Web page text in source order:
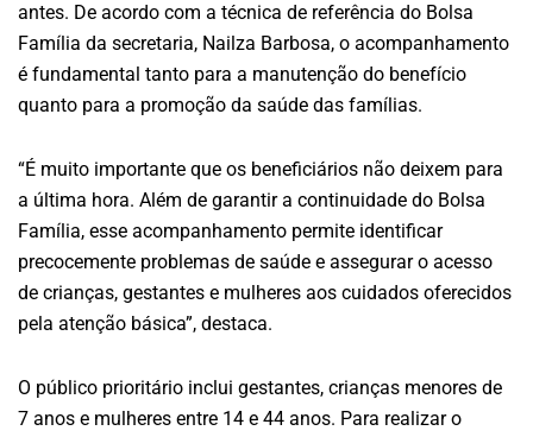
antes. De acordo com a técnica de referência do Bolsa
Família da secretaria, Nailza Barbosa, o acompanhamento
é fundamental tanto para a manutenção do benefício
quanto para a promoção da saúde das famílias.
“É muito importante que os beneficiários não deixem para
a última hora. Além de garantir a continuidade do Bolsa
Família, esse acompanhamento permite identificar
precocemente problemas de saúde e assegurar o acesso
de crianças, gestantes e mulheres aos cuidados oferecidos
pela atenção básica”, destaca.
O público prioritário inclui gestantes, crianças menores de
7 anos e mulheres entre 14 e 44 anos. Para realizar o